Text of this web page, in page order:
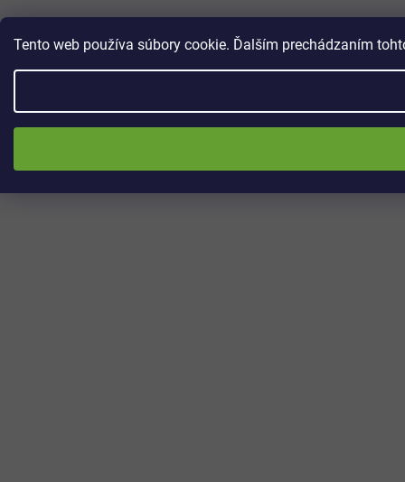
Tento web používa súbory cookie. Ďalším prechádzaním